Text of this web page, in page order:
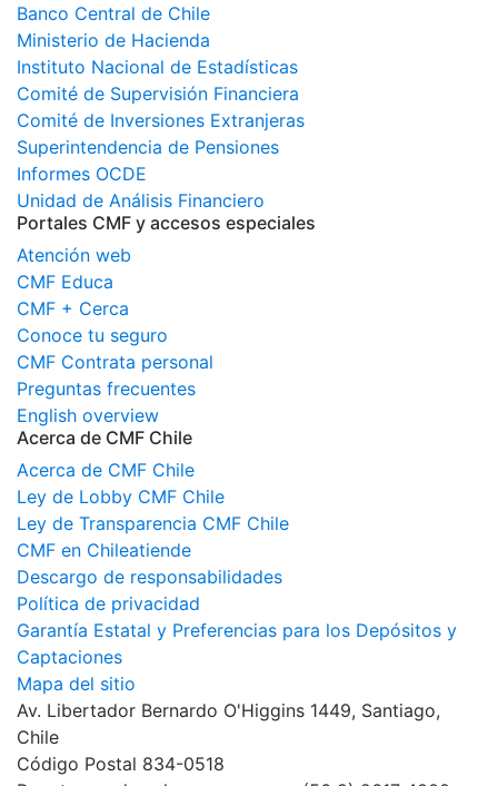
Banco Central de Chile
Ministerio de Hacienda
Instituto Nacional de Estadísticas
Comité de Supervisión Financiera
Comité de Inversiones Extranjeras
Superintendencia de Pensiones
Informes OCDE
Unidad de Análisis Financiero
Portales CMF y accesos especiales
Atención web
CMF Educa
CMF + Cerca
Conoce tu seguro
CMF Contrata personal
Preguntas frecuentes
English overview
Acerca de CMF Chile
Acerca de CMF Chile
Ley de Lobby CMF Chile
Ley de Transparencia CMF Chile
CMF en Chileatiende
Descargo de responsabilidades
Política de privacidad
Garantía Estatal y Preferencias para los Depósitos y
Captaciones
Mapa del sitio
Av. Libertador Bernardo O'Higgins 1449, Santiago,
Chile
Código Postal 834-0518